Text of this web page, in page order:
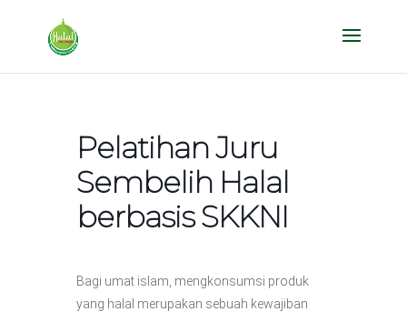
Pelatihan Juru
Sembelih Halal
berbasis SKKNI
Bagi umat islam, mengkonsumsi produk
yang halal merupakan sebuah kewajiban